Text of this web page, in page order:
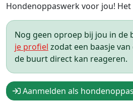
Hondenoppaswerk voor jou!
Nog geen oproep bij jou in de
je profiel zodat een baasje
de buurt direct kan reageren.
Aanmelden als hondenoppas